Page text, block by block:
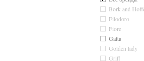
Bork and
Filodoro
Fiore
Gatta
Golden lady
Griff